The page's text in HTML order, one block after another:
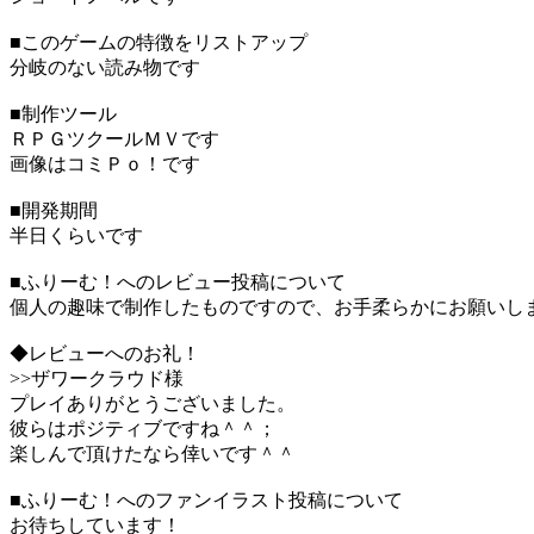
■このゲームの特徴をリストアップ
分岐のない読み物です
■制作ツール
ＲＰＧツクールＭＶです
画像はコミＰｏ！です
■開発期間
半日くらいです
■ふりーむ！へのレビュー投稿について
個人の趣味で制作したものですので、お手柔らかにお願いし
◆レビューへのお礼！
>>ザワークラウド様
プレイありがとうございました。
彼らはポジティブですね＾＾；
楽しんで頂けたなら倖いです＾＾
■ふりーむ！へのファンイラスト投稿について
お待ちしています！